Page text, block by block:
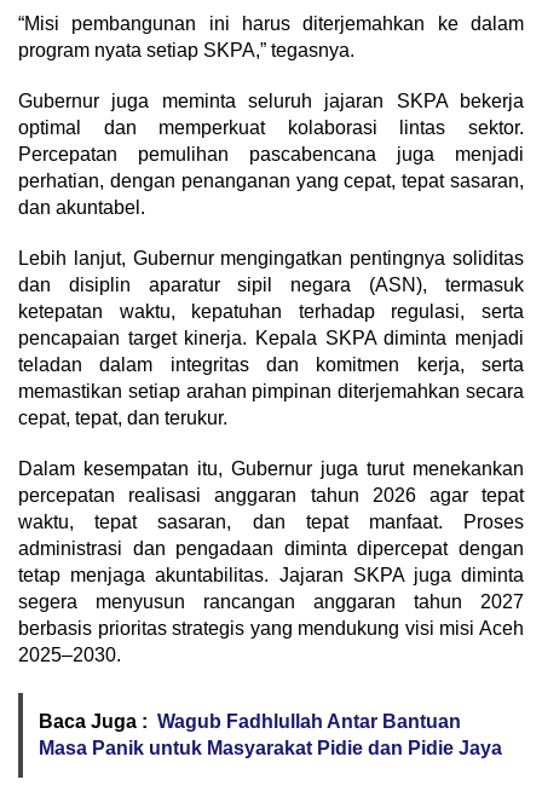
“Misi pembangunan ini harus diterjemahkan ke dalam
program nyata setiap SKPA,” tegasnya.
Gubernur juga meminta seluruh jajaran SKPA bekerja
optimal dan memperkuat kolaborasi lintas sektor.
Percepatan pemulihan pascabencana juga menjadi
perhatian, dengan penanganan yang cepat, tepat sasaran,
dan akuntabel.
Lebih lanjut, Gubernur mengingatkan pentingnya soliditas
dan disiplin aparatur sipil negara (ASN), termasuk
ketepatan waktu, kepatuhan terhadap regulasi, serta
pencapaian target kinerja. Kepala SKPA diminta menjadi
teladan dalam integritas dan komitmen kerja, serta
memastikan setiap arahan pimpinan diterjemahkan secara
cepat, tepat, dan terukur.
Dalam kesempatan itu, Gubernur juga turut menekankan
percepatan realisasi anggaran tahun 2026 agar tepat
waktu, tepat sasaran, dan tepat manfaat. Proses
administrasi dan pengadaan diminta dipercepat dengan
tetap menjaga akuntabilitas. Jajaran SKPA juga diminta
segera menyusun rancangan anggaran tahun 2027
berbasis prioritas strategis yang mendukung visi misi Aceh
2025–2030.
Baca Juga : Wagub Fadhlullah Antar Bantuan
Masa Panik untuk Masyarakat Pidie dan Pidie Jaya